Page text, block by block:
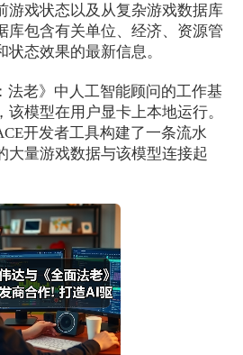
游戏状态以及从复杂游戏数据库
库包含有关单位、经济、资源管
态效果的最新信息。
老》中人工智能顾问的工作基
模型在用户显卡上本地运行。
开发者工具构建了一条流水
大量游戏数据与该模型连接起